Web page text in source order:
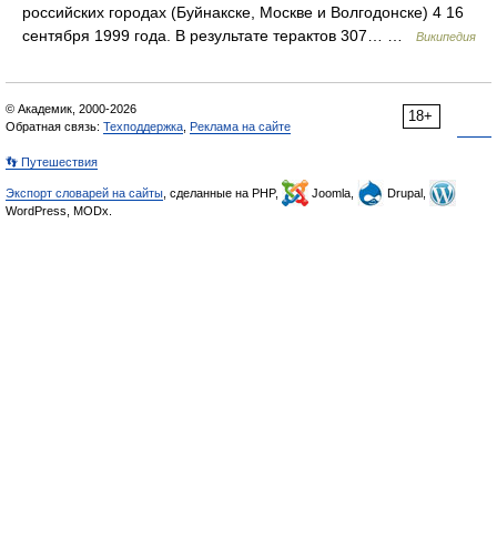
российских городах (Буйнакске, Москве и Волгодонске) 4 16
сентября 1999 года. В результате терактов 307… …
Википедия
18+
© Академик, 2000-2026
Обратная связь: Техподдержка Реклама на сайте
👣 Путешествия
Экспорт словарей на сайты , сделанные на PHP, Joomla,
Drupal,
WordPress, MODx.